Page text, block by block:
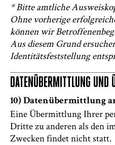
* Bitte amtliche
Ohne vorherige
können wir
Aus diesem Grund
Identitätsfeststellung
DATENÜBERMITTLUNG UND
10) Datenübermittlung
Eine Übermittlung Ihrer
Dritte zu anderen als den
Zwecken findet nicht statt.